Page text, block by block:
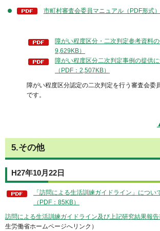
市町村審査会委員マニュアル（PDF形式
障がい程度区分・二次判定参考資料
9,629KB）
障がい程度区分二次判定事例の提供
（PDF：2,507KB）
障がい程度区分認定の二次判定を行う審査会委
です。
5.その他
H27年10月22日
「訪問による生活訓練ガイドライン」につい
（PDF：85KB）
訪問による生活訓練ガイドライン及び上記研究結果報告
生労働省ホームページへリンク）